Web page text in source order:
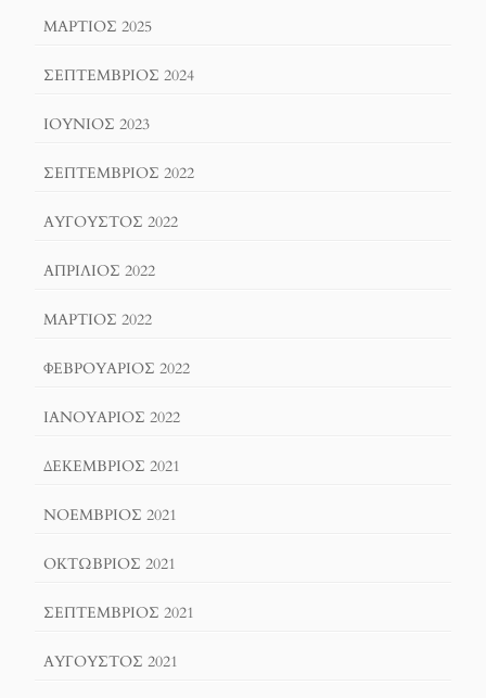
ΜΆΡΤΙΟΣ 2025
ΣΕΠΤΈΜΒΡΙΟΣ 2024
ΙΟΎΝΙΟΣ 2023
ΣΕΠΤΈΜΒΡΙΟΣ 2022
ΑΎΓΟΥΣΤΟΣ 2022
ΑΠΡΊΛΙΟΣ 2022
ΜΆΡΤΙΟΣ 2022
ΦΕΒΡΟΥΆΡΙΟΣ 2022
ΙΑΝΟΥΆΡΙΟΣ 2022
ΔΕΚΈΜΒΡΙΟΣ 2021
ΝΟΈΜΒΡΙΟΣ 2021
ΟΚΤΏΒΡΙΟΣ 2021
ΣΕΠΤΈΜΒΡΙΟΣ 2021
ΑΎΓΟΥΣΤΟΣ 2021